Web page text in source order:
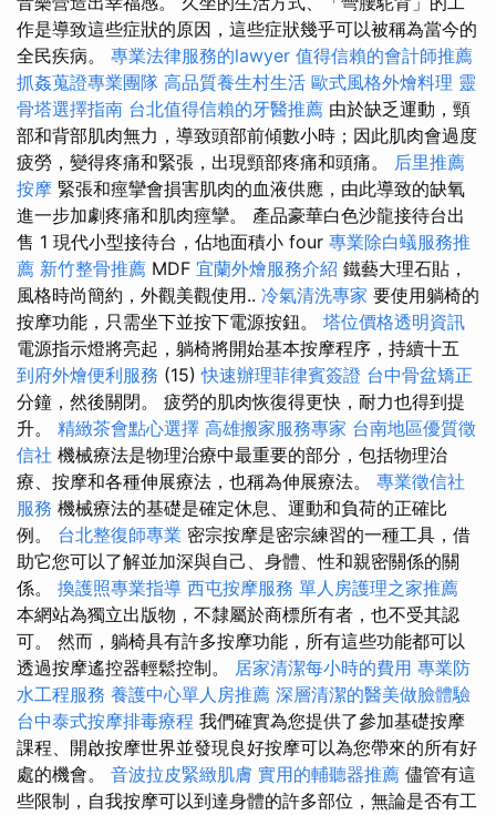
作是導致這些症狀的原因，這些症狀幾乎可以被稱為當今的
全民疾病。 專業法律服務的lawyer 值得信賴的會計師推薦
抓姦蒐證專業團隊 高品質養生村生活 歐式風格外燴料理 靈
骨塔選擇指南 台北值得信賴的牙醫推薦 由於缺乏運動，頸
部和背部肌肉無力，導致頭部前傾數小時；因此肌肉會過度
疲勞，變得疼痛和緊張，出現頸部疼痛和頭痛。 后里推薦
按摩 緊張和痙攣會損害肌肉的血液供應，由此導致的缺氧
進一步加劇疼痛和肌肉痙攣。 產品豪華白色沙龍接待台出
售 1 現代小型接待台，佔地面積小 four 專業除白蟻服務推
薦 新竹整骨推薦 MDF 宜蘭外燴服務介紹 鐵藝大理石貼，
風格時尚簡約，外觀美觀使用.. 冷氣清洗專家 要使用躺椅的
按摩功能，只需坐下並按下電源按鈕。 塔位價格透明資訊
電源指示燈將亮起，躺椅將開始基本按摩程序，持續十五
到府外燴便利服務 (15)快速辦理菲律賓簽證 台中骨盆矯正
分鐘，然後關閉。 疲勞的肌肉恢復得更快，耐力也得到提
升。 精緻茶會點心選擇 高雄搬家服務專家 台南地區優質徵
信社 機械療法是物理治療中最重要的部分，包括物理治
療、按摩和各種伸展療法，也稱為伸展療法。 專業徵信社
服務 機械療法的基礎是確定休息、運動和負荷的正確比
例。 台北整復師專業 密宗按摩是密宗練習的一種工具，借
助它您可以了解並加深與自己、身體、性和親密關係的關
係。 換護照專業指導 西屯按摩服務 單人房護理之家推薦
本網站為獨立出版物，不隸屬於商標所有者，也不受其認
可。 然而，躺椅具有許多按摩功能，所有這些功能都可以
透過按摩遙控器輕鬆控制。 居家清潔每小時的費用 專業防
水工程服務 養護中心單人房推薦 深層清潔的醫美做臉體驗
台中泰式按摩排毒療程 我們確實為您提供了參加基礎按摩
課程、開啟按摩世界並發現良好按摩可以為您帶來的所有好
處的機會。 音波拉皮緊緻肌膚 實用的輔聽器推薦 儘管有這
些限制，自我按摩可以到達身體的許多部位，無論是否有工